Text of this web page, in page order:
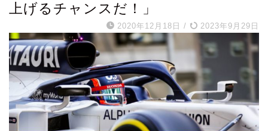
上げるチャンスだ！」
2020年12月18日 / 2023年9月29日